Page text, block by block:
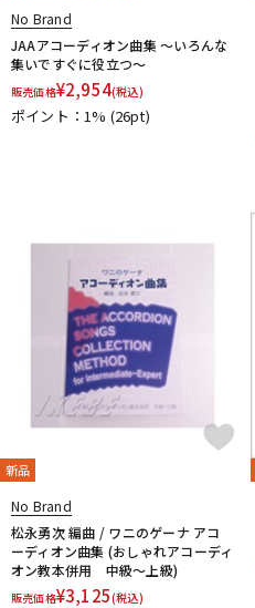
No Brand
JAAアコーディオン曲集 ～いろんな
集いですぐに役立つ～
販売価格¥2,954(税込)
ポイント：1% (26pt)
新品
No Brand
松永勇次 編曲 / ワニのゲーナ アコ
ーディオン曲集 (おしゃれアコーディ
オン教本併用 中級～上級)
販売価格¥3,125(税込)